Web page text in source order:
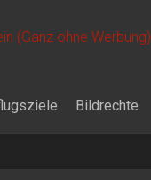
(Ganz ohne Werbung)
Bildrechte